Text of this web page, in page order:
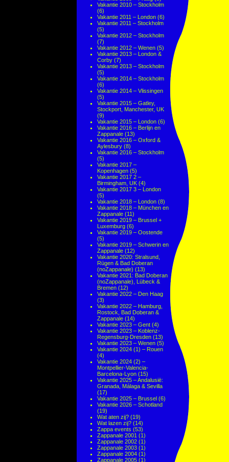
Vakantie 2010 – Stockholm
(6)
Vakantie 2011 – London (6)
Vakantie 2011 – Stockholm
(5)
Vakantie 2012 – Stockholm
(7)
Vakantie 2012 – Wenen (5)
Vakantie 2013 – London &
Corby (7)
Vakantie 2013 – Stockholm
(5)
Vakantie 2014 – Stockholm
(6)
Vakantie 2014 – Vlissingen
(5)
Vakantie 2015 – Gatley,
Stockport, Manchester, UK
(9)
Vakantie 2015 – London (6)
Vakantie 2016 – Berlijn en
Zappanale (13)
Vakantie 2016 – Oxford &
Aylesbury (8)
Vakantie 2016 – Stockholm
(5)
Vakantie 2017 –
Kopenhagen (5)
Vakantie 2017 2 –
Birmingham, UK (4)
Vakantie 2017 3 – London
(5)
Vakantie 2018 – London (8)
Vakantie 2018 – München en
Zappanale (11)
Vakantie 2019 – Brussel +
Luxemburg (6)
Vakantie 2019 – Oostende
(5)
Vakantie 2019 – Schwerin en
Zappanale (12)
Vakantie 2020: Stralsund,
Rügen & Bad Doberan
(noZappanale) (13)
Vakantie 2021: Bad Doberan
(noZappanale), Lübeck &
Bremen (12)
Vakantie 2022 – Den Haag
(3)
Vakantie 2022 – Hamburg,
Rostock, Bad Doberan &
Zappanale (14)
Vakantie 2023 – Gent (4)
Vakantie 2023 – Koblenz-
Regensburg-Dresden (13)
Vakantie 2023 – Wenen (5)
Vakantie 2024 (1) – Rouen
(4)
Vakantie 2024 (2) –
Montpellier-Valencia-
Barcelona-Lyon (15)
Vakantie 2025 – Andalusië:
Granada, Málaga & Sevilla
(17)
Vakantie 2025 – Brussel (6)
Vakantie 2026 – Schotland
(19)
Wat aten zij? (19)
Wat lazen zij? (14)
Zappa events (53)
Zappanale 2001 (1)
Zappanale 2002 (1)
Zappanale 2003 (1)
Zappanale 2004 (1)
Zappanale 2005 (1)